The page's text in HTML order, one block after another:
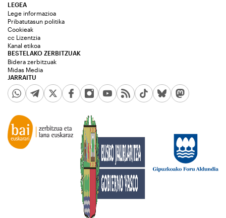
JARRAITU
LEGEA
Lege informazioa
Pribatutasun politika
Cookieak
cc Lizentzia
Kanal etikoa
BESTELAKO ZERBITZUAK
Bidera zerbitzuak
Midas Media